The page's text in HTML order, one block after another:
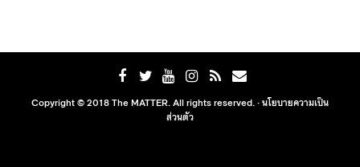
Copyright © 2018 The MATTER. All rights reserved. ·นโยบายความเป็น
ส่วนตัว